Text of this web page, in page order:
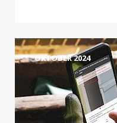
OKTOBER 2024